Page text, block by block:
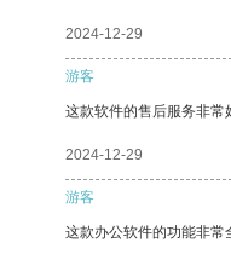
2024-12-29
游客
这款软件的售后服务非常
2024-12-29
游客
这款办公软件的功能非常